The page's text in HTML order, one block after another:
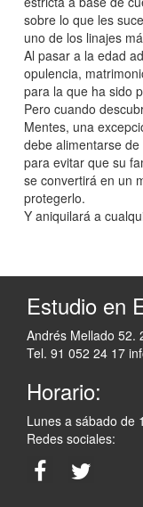
sobre lo que les
uno de los linajes
Al pasar a la edad
opulencia,
para la que ha sido
Pero cuando
Mentes, una
debe alimentarse
para evitar que su
se convertirá en un
protegerlo.
Y aniquilará a
Estudio en
Andrés Mellado 52.
Tel. 91 052 24 17
Horario:
Lunes a sábado de
Redes sociales: